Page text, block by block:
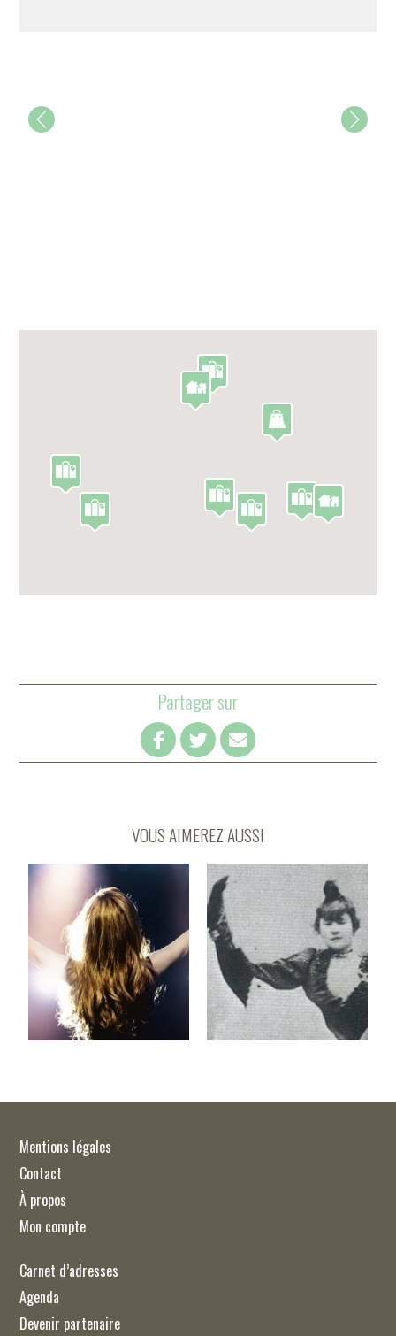
Partager sur
VOUS AIMEREZ AUSSI
Mentions légales
Contact
À propos
Mon compte
Carnet d’adresses
Agenda
Devenir partenaire